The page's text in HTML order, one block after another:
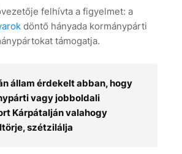
felhívta a figyelmet: a
döntő hányada kormánypárti
támogatja.
állam érdekelt abban, hogy
vagy jobboldali
Kárpátalján valahogy
szétzilálja